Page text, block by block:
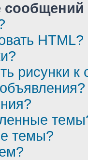
HTML?
рисунки
темы?